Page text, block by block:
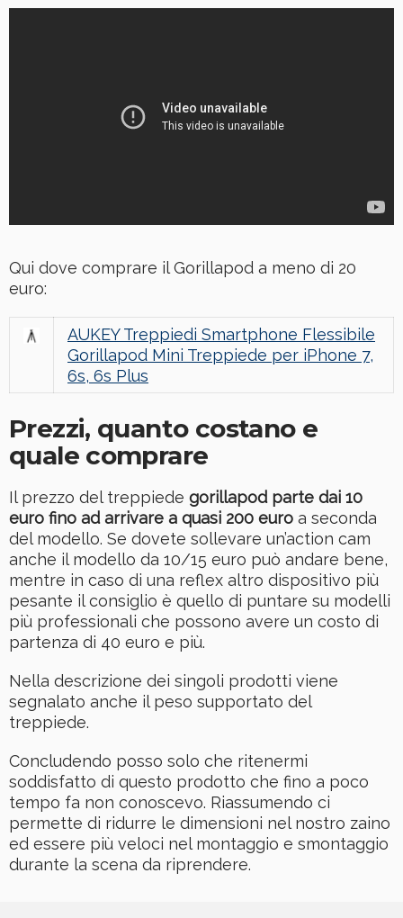
Qui dove comprare il Gorillapod a meno di 20
euro:
AUKEY Treppiedi Smartphone Flessibile
Gorillapod Mini Treppiede per iPhone 7,
6s, 6s Plus
Prezzi, quanto costano e
quale comprare
Il prezzo del treppiede gorillapod parte dai 10
euro fino ad arrivare a quasi 200 euro a seconda
del modello. Se dovete sollevare un’action cam
anche il modello da 10/15 euro può andare bene,
mentre in caso di una reflex altro dispositivo più
pesante il consiglio è quello di puntare su modelli
più professionali che possono avere un costo di
partenza di 40 euro e più.
Nella descrizione dei singoli prodotti viene
segnalato anche il peso supportato del
treppiede.
Concludendo posso solo che ritenermi
soddisfatto di questo prodotto che fino a poco
tempo fa non conoscevo. Riassumendo ci
permette di ridurre le dimensioni nel nostro zaino
ed essere più veloci nel montaggio e smontaggio
durante la scena da riprendere.